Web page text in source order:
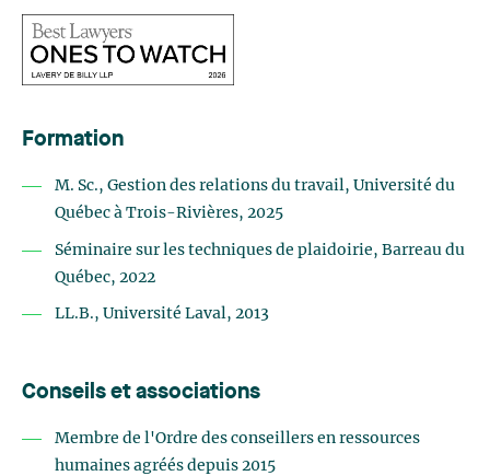
Formation
M. Sc., Gestion des relations du travail, Université du
Québec à Trois-Rivières, 2025
Séminaire sur les techniques de plaidoirie, Barreau du
Québec, 2022
LL.B., Université Laval, 2013
Conseils et associations
Membre de l'Ordre des conseillers en ressources
humaines agréés depuis 2015